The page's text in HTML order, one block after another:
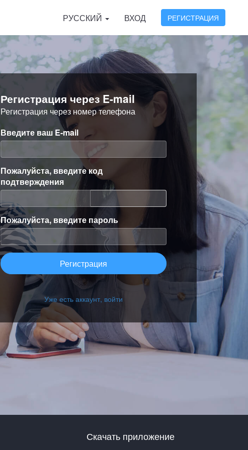
РУССКИЙ ВХОД РЕГИСТРАЦИЯ
Регистрация через E-mail
Регистрация через номер телефона
Введите ваш E-mail
Пожалуйста, введите код
подтверждения
Пожалуйста, введите пароль
Регистрация
Уже есть аккаунт, войти
Скачать приложение